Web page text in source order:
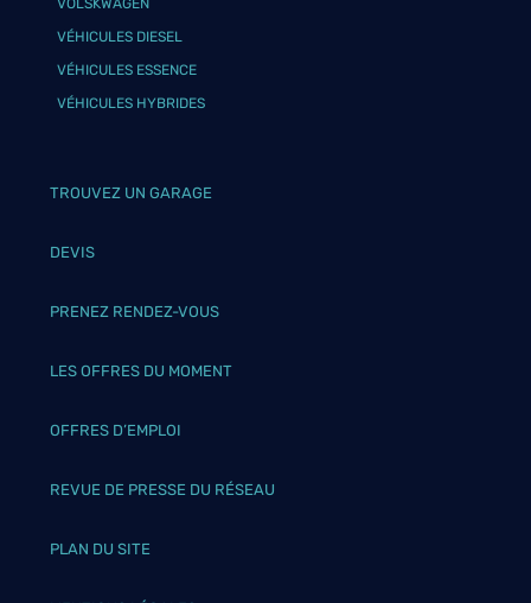
VOLSKWAGEN
VÉHICULES DIESEL
VÉHICULES ESSENCE
VÉHICULES HYBRIDES
TROUVEZ UN GARAGE
DEVIS
PRENEZ RENDEZ-VOUS
LES OFFRES DU MOMENT
OFFRES D’EMPLOI
REVUE DE PRESSE DU RÉSEAU
PLAN DU SITE